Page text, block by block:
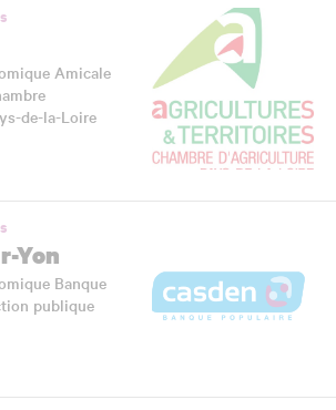
Amicale
de-la-Loire
Yon
Banque
publique